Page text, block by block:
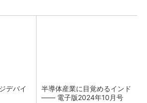
デバイ
半導体産業に目覚めるインド
―― 電子版2024年10月号